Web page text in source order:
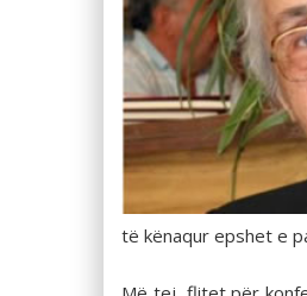
të kënaqur epshet e